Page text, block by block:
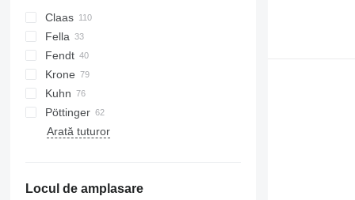
Claas
Disco
Liner
Volto
Condimaster
Fella
TH
TS
Fendt
Lotus
Twister
Krone
Easycut
KS
KW
Vendro
Kuhn
GA
GF
Taarup
Hibiscus
Lotus
Levante
TD
HR
PWP
Pöttinger
Eurotop
Star
Z-series
Fanex
Arată tuturor
Locul de amplasare